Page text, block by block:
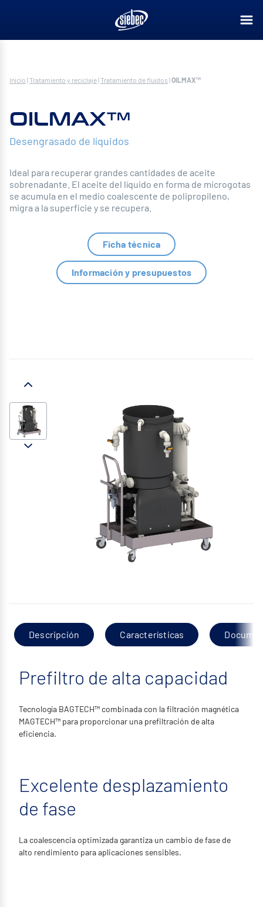
Inicio |Tratamiento y reciclaje|Tratamiento de fluidos |OILMAX™
OILMAX™
Desengrasado de líquidos
Ideal para recuperar grandes cantidades de aceite
sobrenadante. El aceite del líquido en forma de microgotas
se acumula en el medio coalescente de polipropileno,
migra a la superficie y se recupera.
Ficha técnica
Información y presupuestos
Descripción Características
Prefiltro de alta capacidad
Tecnología BAGTECH™ combinada con la filtración magnética
MAGTECH™ para proporcionar una prefiltración de alta
eficiencia.
Excelente desplazamiento
de fase
La coalescencia optimizada garantiza un cambio de fase de
alto rendimiento para aplicaciones sensibles.